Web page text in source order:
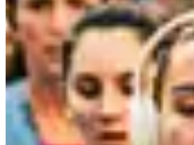
L'inscription permet d'avoir accès à
la saison à venir, dont voici le programme
Samedi 25 novembre 2023
Prévention des blessures dans le
fréquentes : périostites, fractures de